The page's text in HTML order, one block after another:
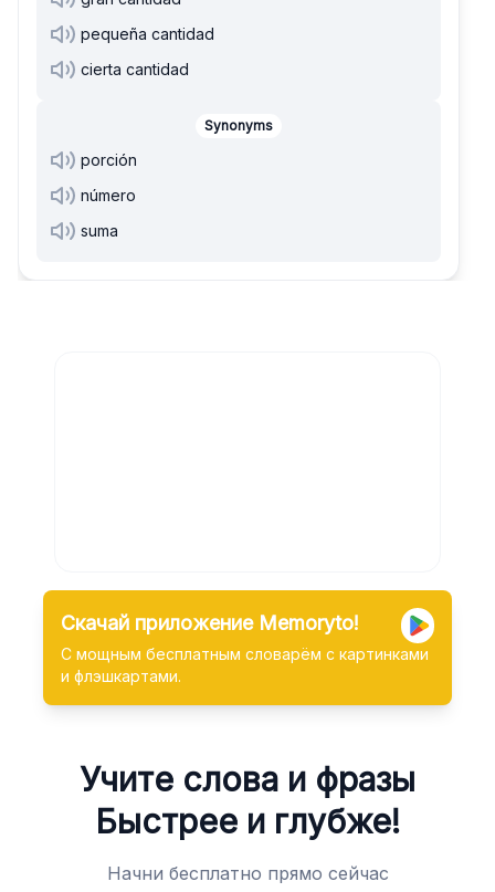
pequeña cantidad
cierta cantidad
Synonyms
porción
número
suma
Скачай приложение Memoryto!
С мощным бесплатным словарём с картинками
и флэшкартами.
Учите слова и фразы
Быстрее и глубже!
Начни бесплатно прямо сейчас